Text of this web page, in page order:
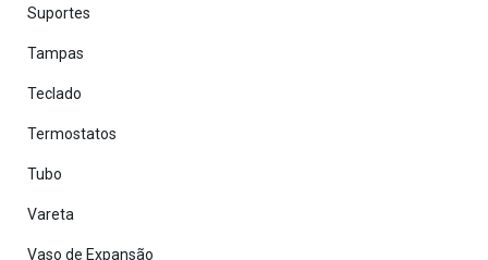
Suportes
Tampas
Teclado
Termostatos
Tubo
Vareta
Vaso de Expansão